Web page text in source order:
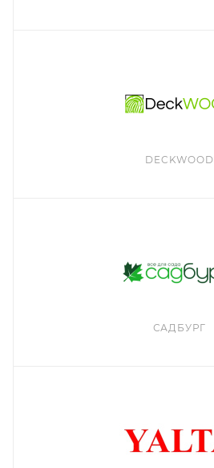
DECKWOOD
САДБУРГ